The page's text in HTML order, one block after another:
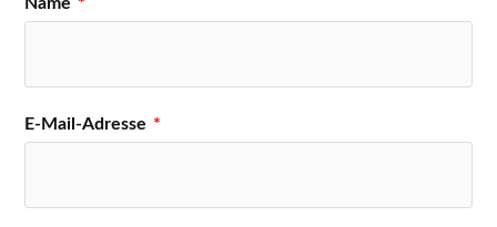
E-Mail-Adresse *